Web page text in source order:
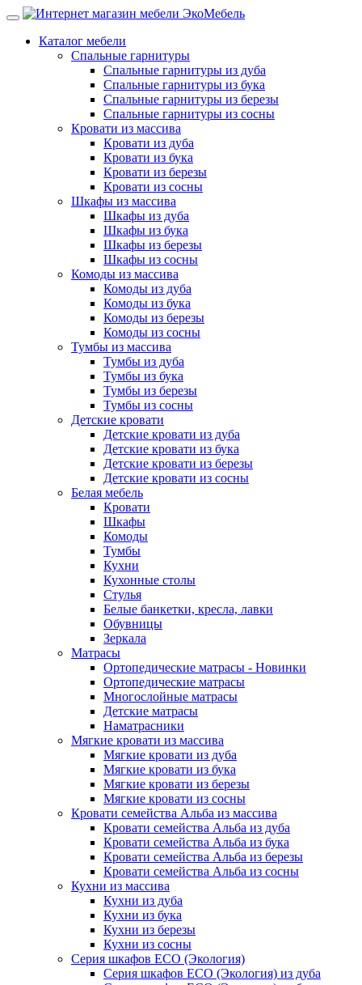
Каталог мебели
Спальные гарнитуры
Спальные гарнитуры из дуба
Спальные гарнитуры из бука
Спальные гарнитуры из березы
Спальные гарнитуры из сосны
Кровати из массива
Кровати из дуба
Кровати из бука
Кровати из березы
Кровати из сосны
Шкафы из массива
Шкафы из дуба
Шкафы из бука
Шкафы из березы
Шкафы из сосны
Комоды из массива
Комоды из дуба
Комоды из бука
Комоды из березы
Комоды из сосны
Тумбы из массива
Тумбы из дуба
Тумбы из бука
Тумбы из березы
Тумбы из сосны
Детские кровати
Детские кровати из дуба
Детские кровати из бука
Детские кровати из березы
Детские кровати из сосны
Белая мебель
Кровати
Шкафы
Комоды
Тумбы
Кухни
Кухонные столы
Стулья
Белые банкетки, кресла, лавки
Обувницы
Зеркала
Матрасы
Ортопедические матрасы - Новинки
Ортопедические матрасы
Многослойные матрасы
Детские матрасы
Наматрасники
Мягкие кровати из массива
Мягкие кровати из дуба
Мягкие кровати из бука
Мягкие кровати из березы
Мягкие кровати из сосны
Кровати семейства Альба из массива
Кровати семейства Альба из дуба
Кровати семейства Альба из бука
Кровати семейства Альба из березы
Кровати семейства Альба из сосны
Кухни из массива
Кухни из дуба
Кухни из бука
Кухни из березы
Кухни из сосны
Серия шкафов ECO (Экология)
Серия шкафов ECO (Экология) из дуба